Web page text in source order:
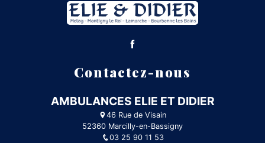
Contactez-nous
AMBULANCES ELIE ET DIDIER
46 Rue de Visain
52360 Marcilly-en-Bassigny
03 25 90 11 53